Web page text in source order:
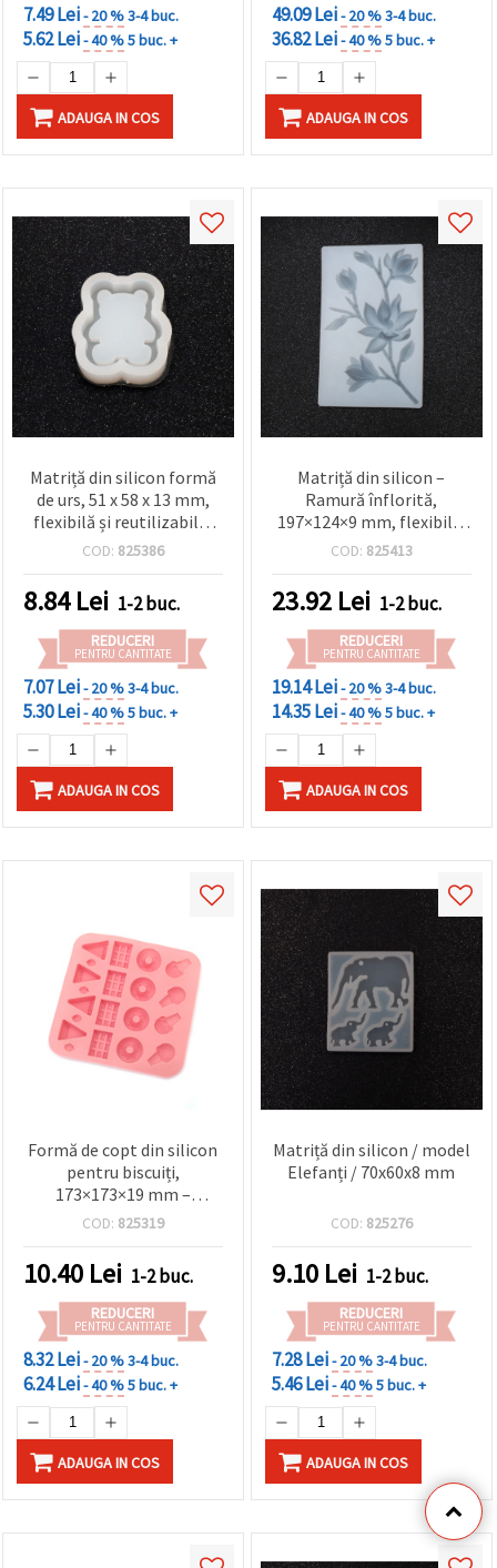
7.49 Lei- 20 %3-4 buc.
5.62 Lei- 40 %5 buc. +
ADAUGA IN COS
49.09 Lei- 20 %3-4 buc.
36.82 Lei- 40 %5 buc. +
ADAUGA IN COS
Matriță din silicon formă
de urs, 51 x 58 x 13 mm,
flexibilă și reutilizabilă,
pentru turnare în rășină
lut polimeric, proiecte
DIY/handmade
COD: 825386
8.84Lei 1-2 buc.
REDUCERI
PENTRU CANTITATE
7.07 Lei- 20 %3-4 buc.
5.30 Lei- 40 %5 buc. +
ADAUGA IN COS
Matriță din silicon –
Ramură înflorită,
197×124×9 mm, flexibilă,
reutilizabilă, pentru
epoxidică/UV, ghips,
săpun și lut
COD: 825413
23.92 Lei 1-2 buc.
REDUCERI
PENTRU CANTITATE
19.14 Lei- 20 %3-4 buc.
14.35 Lei- 40 %5 buc. +
ADAUGA IN COS
Formă de copt din silicon
pentru biscuiți,
173×173×19 mm –
flexibilă, antiaderentă,
pentru patiserie, fondant,
ciocolată și proiecte
hobby & craft
COD: 825319
10.40 Lei 1-2 buc.
REDUCERI
PENTRU CANTITATE
8.32 Lei- 20 %3-4 buc.
6.24 Lei- 40 %5 buc. +
ADAUGA IN COS
Matriță din silicon / model
Elefanți / 70x60x8 mm
COD: 825276
9.10 Lei 1-2 buc.
REDUCERI
PENTRU CANTITATE
7.28 Lei- 20 %3-4 buc.
5.46 Lei- 40 %5 buc. +
ADAUGA IN COS